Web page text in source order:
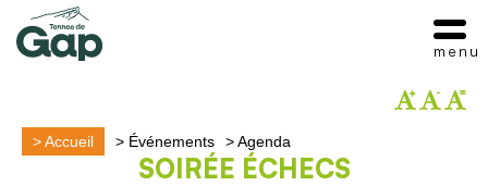
>Accueil > Événements >Agenda
SOIRÉE ÉCHECS
menu